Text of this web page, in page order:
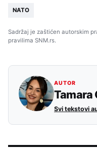
NATO
Sadržaj je zaštićen autorskim
pravilima SNM.rs.
AUTOR
Tamara
Svi tekstovi